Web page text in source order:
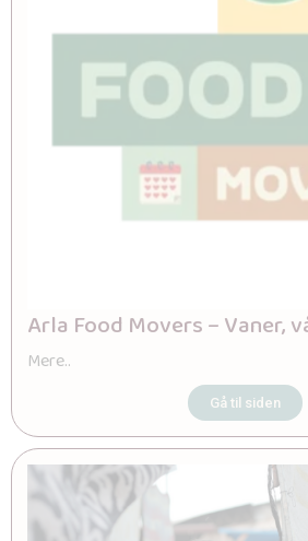
Arla Food Movers – Vaner,
Mere..
Gå til siden